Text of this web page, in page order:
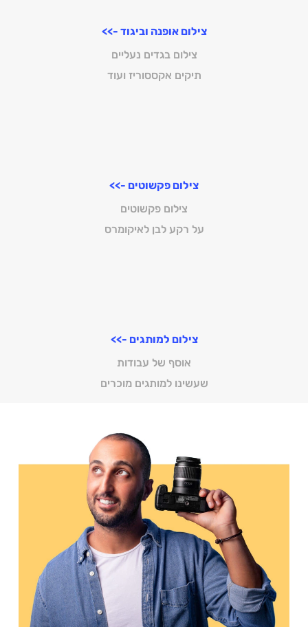
צילום אופנה וביגוד ->>
צילום בגדים נעליים
תיקים אקססוריז ועוד
צילום פקשוטים ->>
צילום פקשוטים
על רקע לבן לאיקומרס
צילום למותגים ->>
אוסף של עבודות
שעשינו למותגים מוכרים